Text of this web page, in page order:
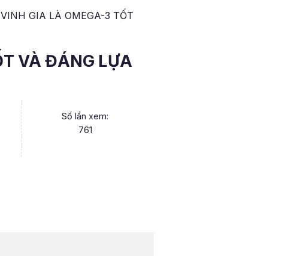
GIA LÀ OMEGA-3 TỐT
VÀ ĐÁNG LỰA
Số lần xem:
761